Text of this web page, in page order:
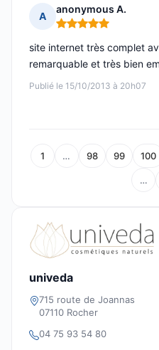
A
anonymous A.
Note : 5 sur 5
Publié le 15/10/2013 à 20h07
site internet très complet
remarquable et très bien
1 … 98 99 100
…
univeda
715 route de Joannas
07110 Rocher
04 75 93 54 80